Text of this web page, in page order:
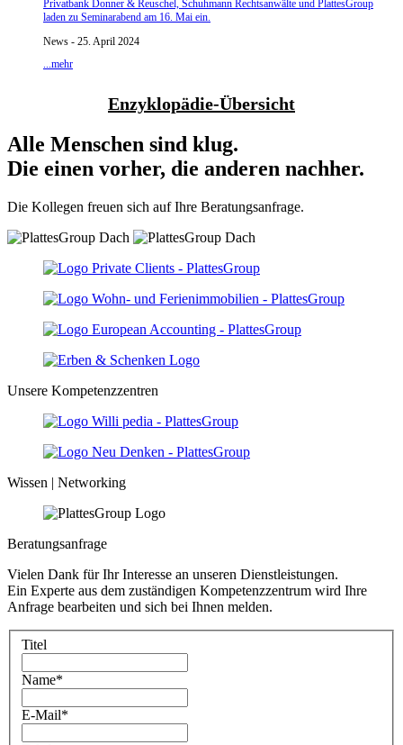
Privatbank Donner & Reuschel, Schuhmann Rechtsanwälte und PlattesGroup
laden zu Seminarabend am 16. Mai ein.
News - 25. April 2024
...mehr
Enzyklopädie-Übersicht
Alle Menschen sind klug.
Die einen vorher, die anderen nachher.
Die Kollegen freuen sich auf Ihre Beratungsanfrage.
Unsere Kompetenzzentren
Wissen | Networking
Beratungsanfrage
Vielen Dank für Ihr Interesse an unseren Dienstleistungen.
Ein Experte aus dem zuständigen Kompetenzzentrum wird Ihre
Anfrage bearbeiten und sich bei Ihnen melden.
Titel
Name*
E-Mail*